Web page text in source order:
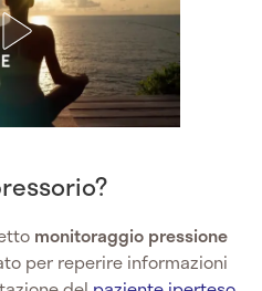
monitoraggio pressione
per reperire informazioni